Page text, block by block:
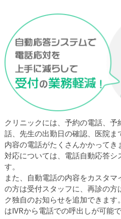
クリニックには、予約の電話、
話、先生の出勤日の確認、医院ま
内容の電話がたくさんかかって
対応については、電話自動応答
す。
また、自動電話の内容をカスタ
の方は受付スタッフに、再診の方
ク独自のお知らせを追加できま
はIVRから電話での呼出しが可能で